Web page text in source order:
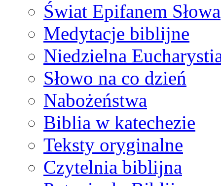
Świat Epifanem Słowa
Medytacje biblijne
Niedzielna
Słowo na co dzień
Nabożeństwa
Biblia w katechezie
Teksty oryginalne
Czytelnia biblijna